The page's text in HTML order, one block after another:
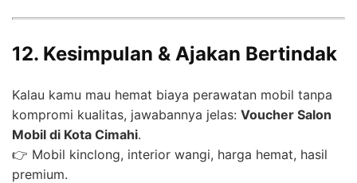
12. Kesimpulan & Ajakan Bertindak
Kalau kamu mau hemat biaya perawatan mobil tanpa
kompromi kualitas, jawabannya jelas: Voucher Salon
Mobil di Kota Cimahi.
👉 Mobil kinclong, interior wangi, harga hemat, hasil
premium.